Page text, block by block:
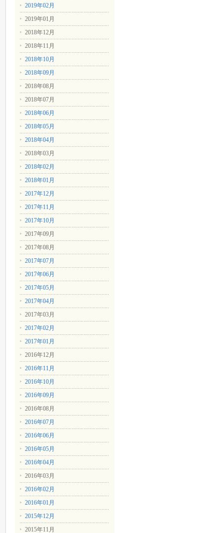
2019年02月
2019年01月
2018年12月
2018年11月
2018年10月
2018年09月
2018年08月
2018年07月
2018年06月
2018年05月
2018年04月
2018年03月
2018年02月
2018年01月
2017年12月
2017年11月
2017年10月
2017年09月
2017年08月
2017年07月
2017年06月
2017年05月
2017年04月
2017年03月
2017年02月
2017年01月
2016年12月
2016年11月
2016年10月
2016年09月
2016年08月
2016年07月
2016年06月
2016年05月
2016年04月
2016年03月
2016年02月
2016年01月
2015年12月
2015年11月